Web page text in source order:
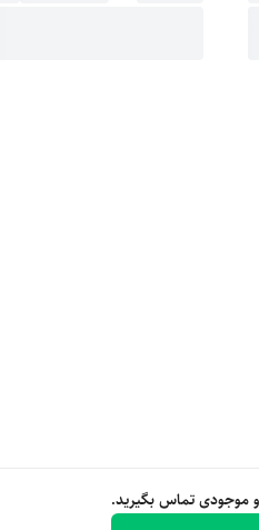
موجودی تماس بگیرید.